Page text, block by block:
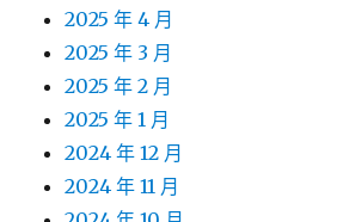
2025 年 4 月
2025 年 3 月
2025 年 2 月
2025 年 1 月
2024 年 12 月
2024 年 11 月